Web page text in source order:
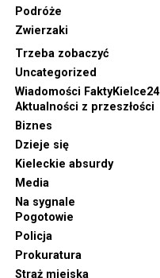
Podróże
Zwierzaki
Trzeba zobaczyć
Uncategorized
Wiadomości
Aktualności z przeszłości
Biznes
Dzieje się
Kieleckie absurdy
Media
Na sygnale
Pogotowie
Policja
Prokuratura
Straż miejska